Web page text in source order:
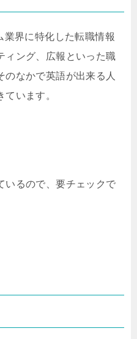
業界に特化した転職情報
ィング、広報といった職
なかで英語が出来る人
います。
いるので、要チェックで